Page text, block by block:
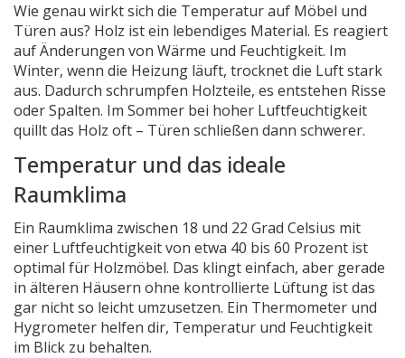
Wie genau wirkt sich die Temperatur auf Möbel und
Türen aus? Holz ist ein lebendiges Material. Es reagiert
auf Änderungen von Wärme und Feuchtigkeit. Im
Winter, wenn die Heizung läuft, trocknet die Luft stark
aus. Dadurch schrumpfen Holzteile, es entstehen Risse
oder Spalten. Im Sommer bei hoher Luftfeuchtigkeit
quillt das Holz oft – Türen schließen dann schwerer.
Temperatur und das ideale
Raumklima
Ein Raumklima zwischen 18 und 22 Grad Celsius mit
einer Luftfeuchtigkeit von etwa 40 bis 60 Prozent ist
optimal für Holzmöbel. Das klingt einfach, aber gerade
in älteren Häusern ohne kontrollierte Lüftung ist das
gar nicht so leicht umzusetzen. Ein Thermometer und
Hygrometer helfen dir, Temperatur und Feuchtigkeit
im Blick zu behalten.